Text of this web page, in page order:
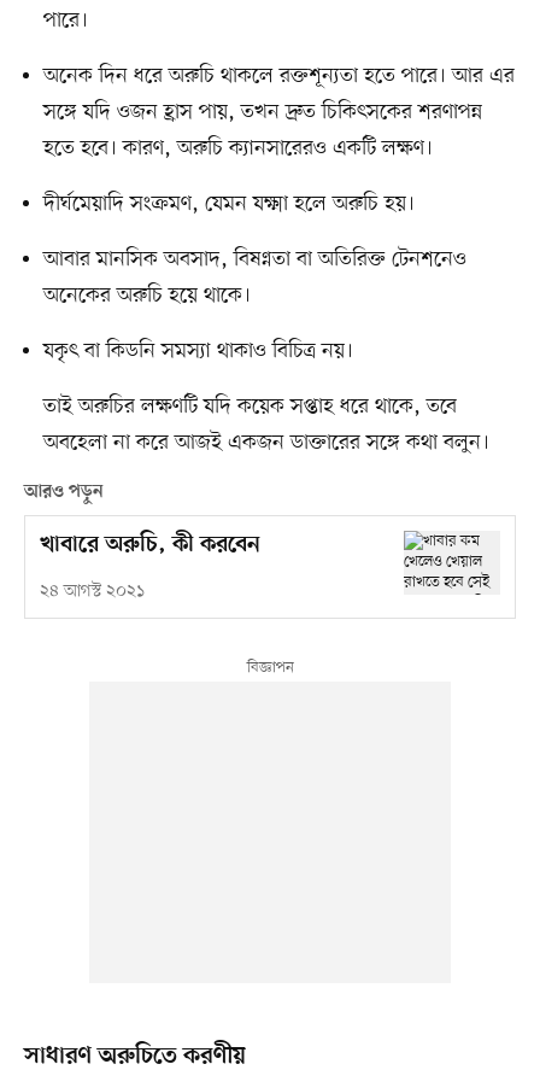
পারে।
অনেক দিন ধরে অরুচি থাকলে রক্তশূন্যতা হতে পারে। আর এর
সঙ্গে যদি ওজন হ্রাস পায়, তখন দ্রুত চিকিৎসকের শরণাপন্ন
হতে হবে। কারণ, অরুচি ক্যানসারেরও একটি লক্ষণ।
দীর্ঘমেয়াদি সংক্রমণ, যেমন যক্ষ্মা হলে অরুচি হয়।
আবার মানসিক অবসাদ, বিষণ্নতা বা অতিরিক্ত টেনশনেও
অনেকের অরুচি হয়ে থাকে।
যকৃৎ বা কিডনি সমস্যা থাকাও বিচিত্র নয়।
তাই অরুচির লক্ষণটি যদি কয়েক সপ্তাহ ধরে থাকে, তবে
অবহেলা না করে আজই একজন ডাক্তারের সঙ্গে কথা বলুন।
আরও পড়ুন
খাবারে অরুচি, কী করবেন
২৪ আগস্ট ২০২১
সাধারণ অরুচিতে করণীয়